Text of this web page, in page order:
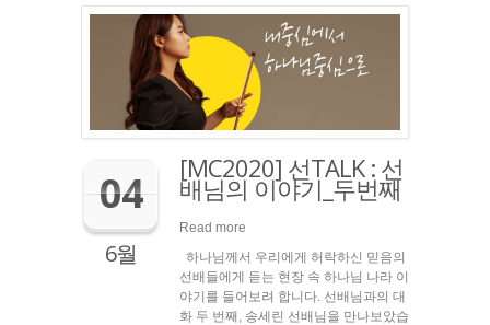
04
6월
[MC2020] 선TALK : 선
배님의 이야기_두번째
Read more
하나님께서 우리에게 허락하신 믿음의
선배들에게 듣는 현장 속 하나님 나라 이
야기를 들어보려 합니다. 선배님과의 대
화 두 번째, 송세린 선배님을 만나보았습